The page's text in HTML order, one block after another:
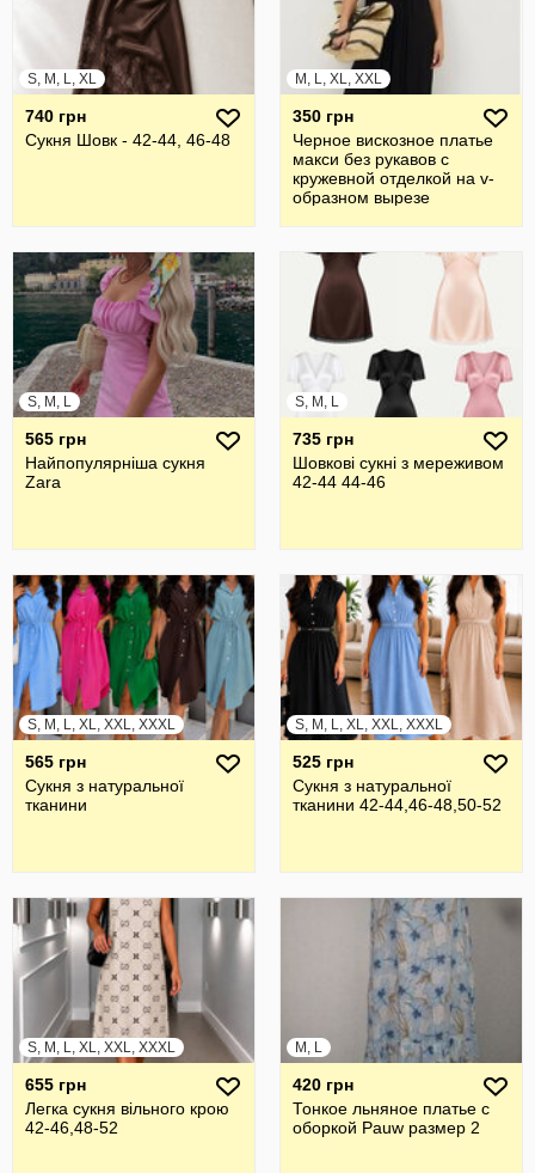
S, M, L, XL
740 грн
Сукня Шовк - 42-44, 46-48
M, L, XL, XXL
350 грн
Черное вискозное платье
макси без рукавов с
кружевной отделкой на v-
образном вырезе
S, M, L
565 грн
Найпопулярніша сукня
Zara
S, M, L
735 грн
Шовкові сукні з мереживом
42-44 44-46
S, M, L, XL, XXL, XXXL
565 грн
Сукня з натуральної
тканини
S, M, L, XL, XXL, XXXL
525 грн
Сукня з натуральної
тканини 42-44,46-48,50-52
S, M, L, XL, XXL, XXXL
655 грн
Легка сукня вільного крою
42-46,48-52
M, L
420 грн
Тонкое льняное платье с
оборкой Pauw размер 2